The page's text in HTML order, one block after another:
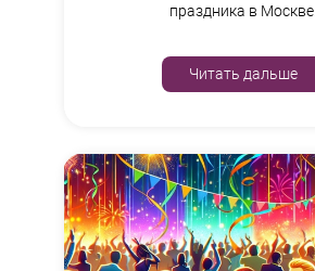
праздника в Москве.
Читать дальше